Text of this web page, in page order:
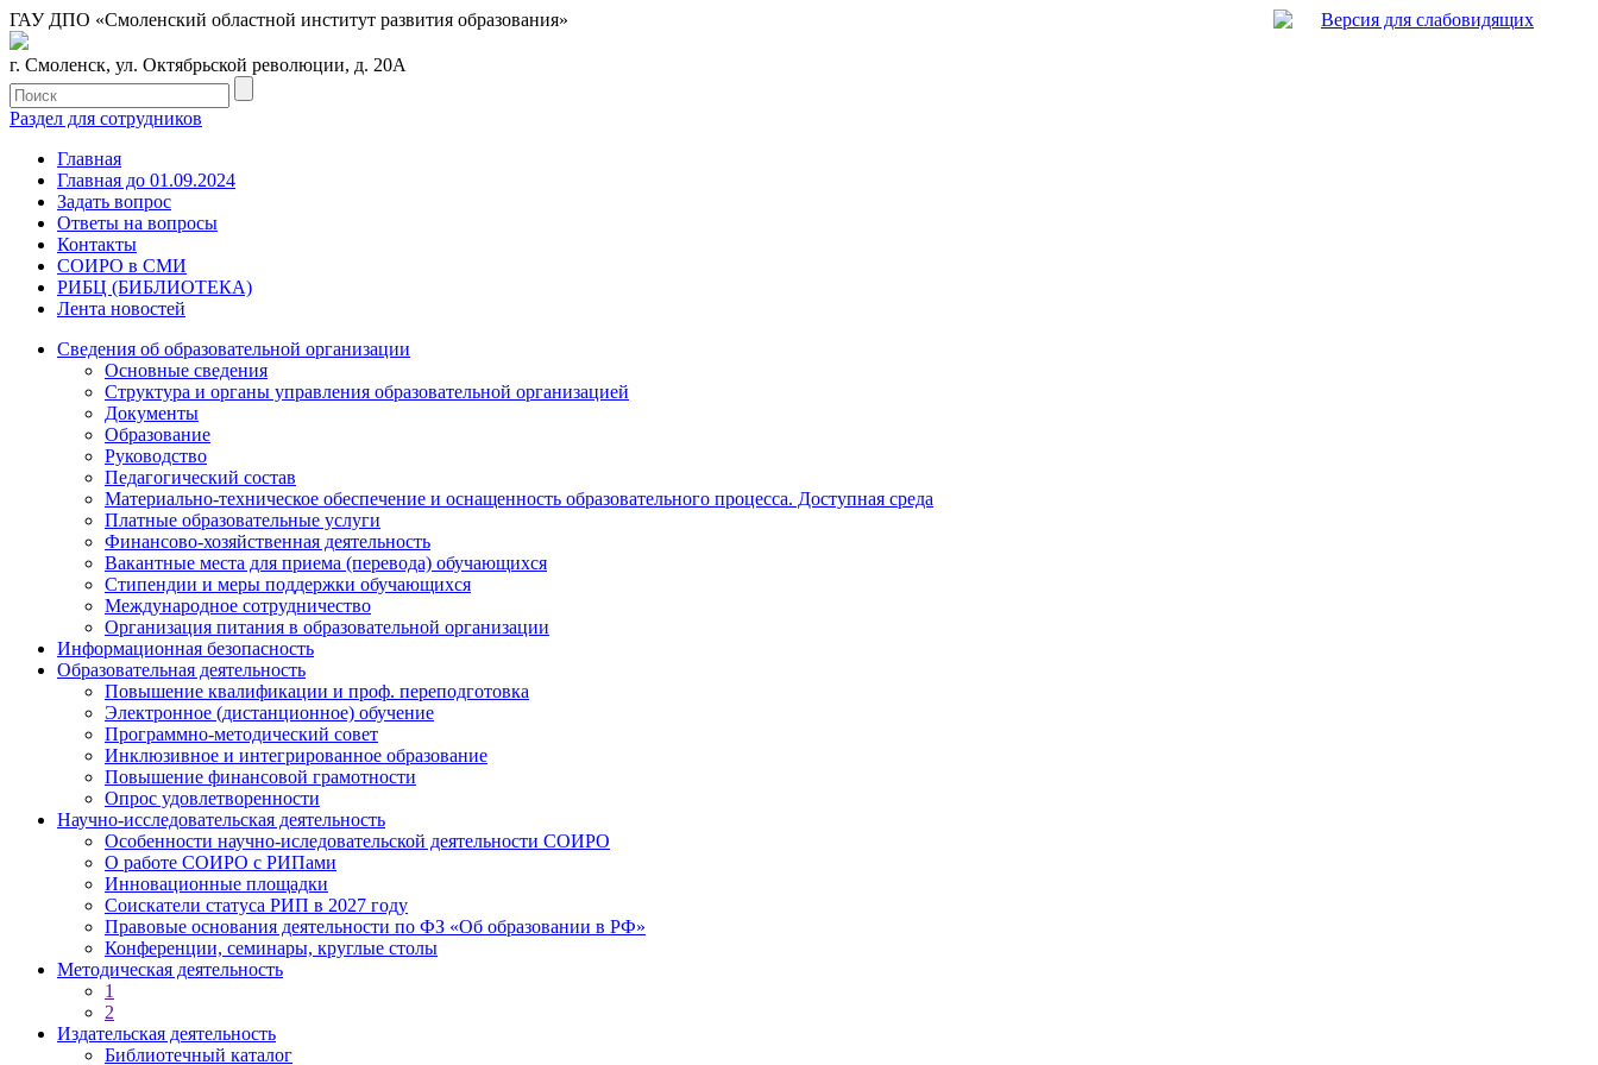
ГАУ ДПО «Смоленский областной институт развития образования» Версия для слабовидящих
г. Смоленск, ул. Октябрьской революции, д. 20А
Раздел для сотрудников
Главная
Главная до 01.09.2024
Задать вопрос
Ответы на вопросы
Контакты
СОИРО в СМИ
РИБЦ (БИБЛИОТЕКА)
Лента новостей
Сведения об образовательной организации
Основные сведения
Структура и органы управления образовательной организацией
Документы
Образование
Руководство
Педагогический состав
Материально-техническое обеспечение и оснащенность образовательного процесса. Доступная среда
Платные образовательные услуги
Финансово-хозяйственная деятельность
Вакантные места для приема (перевода) обучающихся
Стипендии и меры поддержки обучающихся
Международное сотрудничество
Организация питания в образовательной организации
Информационная безопасность
Образовательная деятельность
Повышение квалификации и проф. переподготовка
Электронное (дистанционное) обучение
Программно-методический совет
Инклюзивное и интегрированное образование
Повышение финансовой грамотности
Опрос удовлетворенности
Научно-исследовательская деятельность
Особенности научно-иследовательской деятельности СОИРО
О работе СОИРО с РИПами
Инновационные площадки
Соискатели статуса РИП в 2027 году
Правовые основания деятельности по ФЗ «Об образовании в РФ»
Конференции, семинары, круглые столы
Методическая деятельность
1
2
Издательская деятельность
Библиотечный каталог